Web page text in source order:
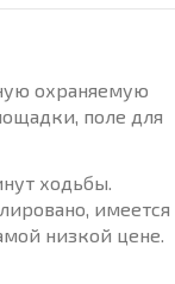
охраняемую
поле для
ходьбы.
имеется
низкой цене.